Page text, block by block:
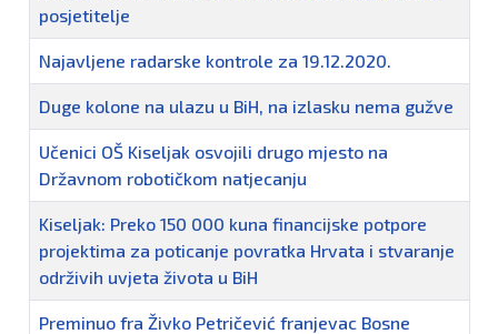
posjetitelje
Najavljene radarske kontrole za 19.12.2020.
Duge kolone na ulazu u BiH, na izlasku nema gužve
Učenici OŠ Kiseljak osvojili drugo mjesto na
Državnom robotičkom natjecanju
Kiseljak: Preko 150 000 kuna financijske potpore
projektima za poticanje povratka Hrvata i stvaranje
održivih uvjeta života u BiH
Preminuo fra Živko Petričević franjevac Bosne